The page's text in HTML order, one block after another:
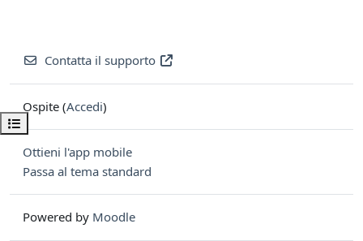
Apri indice del corso
Contatta il supporto
Ospite (Accedi)
Ottieni l'app mobile
Passa al tema standard
Powered by Moodle